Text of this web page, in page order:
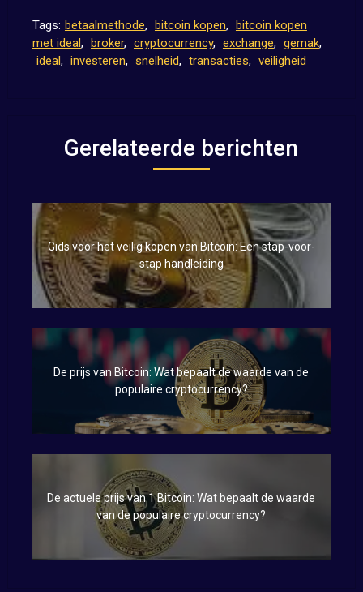
Tags: betaalmethode, bitcoin kopen, bitcoin kopen
met ideal, broker, cryptocurrency, exchange, gemak,
ideal, investeren, snelheid, transacties, veiligheid
Gerelateerde berichten
Gids voor het veilig kopen van Bitcoin: Een stap-voor-
stap handleiding
De prijs van Bitcoin: Wat bepaalt de waarde van de
populaire cryptocurrency?
De actuele prijs van 1 Bitcoin: Wat bepaalt de waarde
van de populaire cryptocurrency?